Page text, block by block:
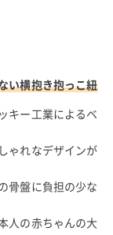
い横抱き抱っこ紐
キー工業によるベ
ゃれなデザインが
骨盤に負担の少な
人の赤ちゃんの大